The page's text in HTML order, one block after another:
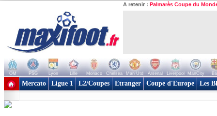
A retenir : Palmarès Coupe du
OM PSG Lyon Lille Monaco Chelsea Man Utd Arsenal Liverpool ManCity
+ de clubs
Mercato Ligue 1 L2/Coupes Etranger Coupe d'Europe Les